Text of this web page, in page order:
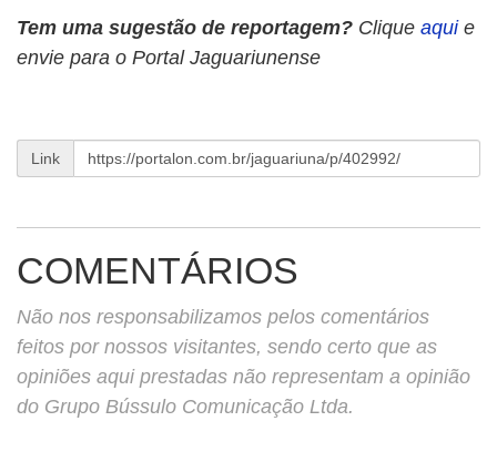
Tem uma sugestão de reportagem? Clique aqui e
envie para o Portal Jaguariunense
Link
COMENTÁRIOS
Não nos responsabilizamos pelos comentários
feitos por nossos visitantes, sendo certo que as
opiniões aqui prestadas não representam a opinião
do Grupo Bússulo Comunicação Ltda.